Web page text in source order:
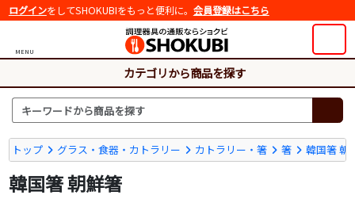
ログインをしてSHOKUBIをもっと便利に。 会員登録はこちら
MENU
カテゴリから商品を探す
トップ グラス・食器・カトラリー カトラリー・箸 箸 韓国箸 朝
韓国箸 朝鮮箸